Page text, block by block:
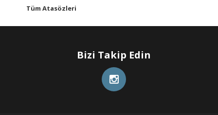
Tüm Atasözleri
Bizi Takip Edin